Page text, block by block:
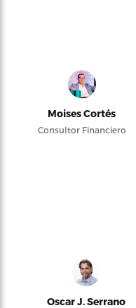
Moises Cortés
Consultor Financiero
Oscar J. Serrano